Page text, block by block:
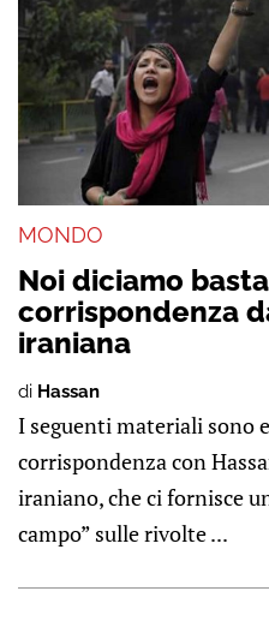
MONDO
Noi diciamo
corrispondenza
iraniana
di Hassan
I seguenti materiali sono
corrispondenza con
iraniano, che ci fornisce
campo” sulle rivolte ...